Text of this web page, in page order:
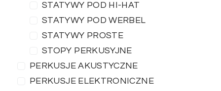
STATYWY POD HI-HAT
STATYWY POD WERBEL
STATYWY PROSTE
STOPY PERKUSYJNE
PERKUSJE AKUSTYCZNE
PERKUSJE ELEKTRONICZNE